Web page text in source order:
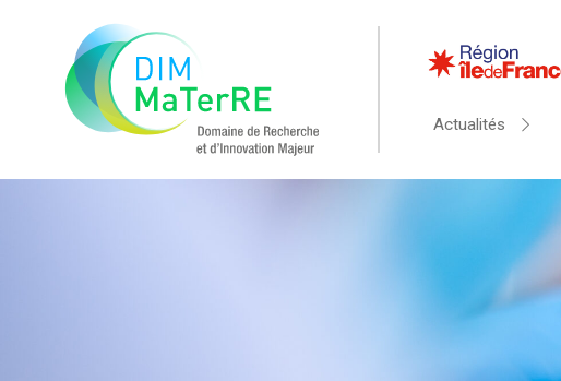
Actualités